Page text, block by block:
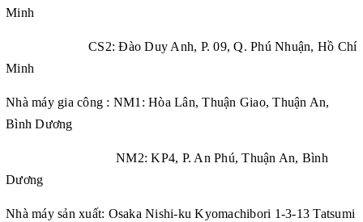
Minh
CS2: Đào Duy Anh, P. 09, Q. Phú Nhuận, Hồ Chí
Minh
Nhà máy gia công : NM1: Hòa Lân, Thuận Giao, Thuận An,
Bình Dương
NM2: KP4, P. An Phú, Thuận An, Bình
Dương
Nhà máy sản xuất: Osaka Nishi-ku Kyomachibori 1-3-13 Tatsumi